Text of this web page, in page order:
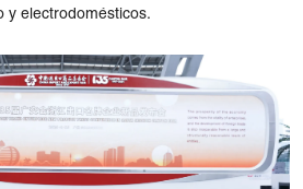
y electrodomésticos.